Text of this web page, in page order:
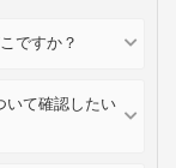
ですか？
いて確認したい